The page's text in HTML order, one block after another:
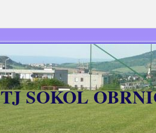
TJ SOKOL